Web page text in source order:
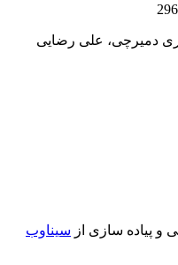
دمیرچی، علی رضایی
و پیاده سازی از سیناوب